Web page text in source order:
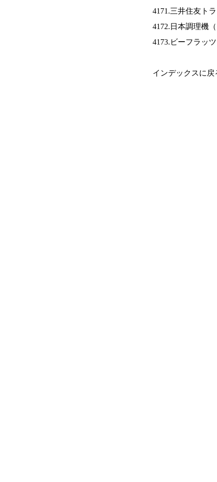
4171.三井住友ト
4172.日本調理機（
4173.ビーフラッ
インデックスに戻